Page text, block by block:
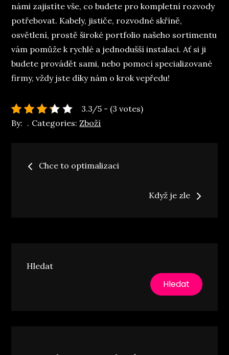
námi zajistíte vše, co budete pro kompletní rozvody
potřebovat. Kabely, jističe, rozvodné skříně,
osvětlení, prostě široké portfolio našeho sortimentu
vám pomůže k rychlé a jednodušší instalaci. Ať si ji
budete provádět sami, nebo pomocí specializované
firmy, vždy jste díky nám o krok vepředu!
3.3/5 - (3 votes)
By:
Categories: Zboží
Navigace
Chce to optimalizaci
Když je zle
Hledat
Hledat